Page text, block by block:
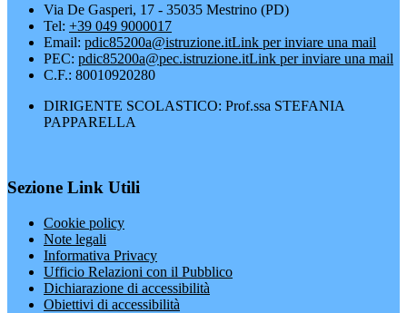
Via De Gasperi, 17 - 35035 Mestrino (PD)
Tel: +39 049 9000017
Email: pdic85200a@istruzione.itLink per inviare una mail
PEC: pdic85200a@pec.istruzione.itLink per inviare una mail
C.F.: 80010920280
DIRIGENTE SCOLASTICO: Prof.ssa STEFANIA
PAPPARELLA
Sezione Link Utili
Cookie policy
Note legali
Informativa Privacy
Ufficio Relazioni con il Pubblico
Dichiarazione di accessibilità
Obiettivi di accessibilità